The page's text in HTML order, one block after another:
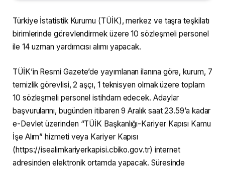
Türkiye İstatistik Kurumu (TÜİK), merkez ve taşra teşkilatı
birimlerinde görevlendirmek üzere 10 sözleşmeli personel
ile 14 uzman yardımcısı alımı yapacak.
TÜİK’in Resmi Gazete’de yayımlanan ilanına göre, kurum, 7
temizlik görevlisi, 2 aşçı, 1 teknisyen olmak üzere toplam
10 sözleşmeli personel istihdam edecek. Adaylar
başvurularını, bugünden itibaren 9 Aralık saat 23.59’a kadar
e-Devlet üzerinden “TÜİK Başkanlığı-Kariyer Kapısı Kamu
İşe Alım” hizmeti veya Kariyer Kapısı
(https://isealimkariyerkapisi.cbiko.gov.tr) internet
adresinden elektronik ortamda yapacak. Süresinde